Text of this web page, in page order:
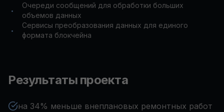
•
Очереди сообщений для обработки больших
объемов данных
•
Сервисы преобразования данных для единого
формата блокчейна
Результаты проекта
на 34% меньше внеплановых ремонтных работ